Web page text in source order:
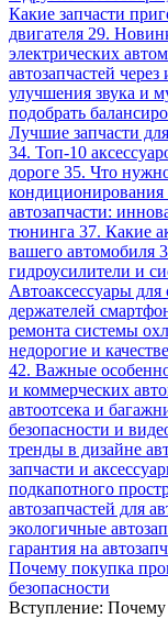
Какие запчасти
двигателя 29.
электрических
автозапчастей
улучшения звука и
подобрать
Лучшие запчасти
34. Топ-10
дороге 35. Что
автозапчасти:
тюнинга 37. Какие
вашего автомобиля
гидроусилители и
Автоаксессуары
держателей
ремонта системы
недорогие и
42. Важные
и коммерческих
автоотсека и
безопасности и
тренды в дизайне
запчасти и
подкапотного
автозапчастей для
экологичные
гарантия на
Почему покупка
безопасности
Вступление: